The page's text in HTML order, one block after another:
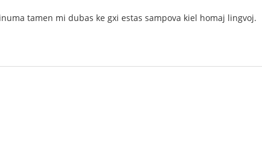
tamen mi dubas ke gxi estas sampova kiel homaj lingvoj.